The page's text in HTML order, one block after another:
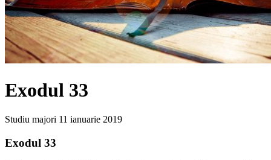
Exodul 33
Studiu majori 11 ianuarie 2019
Exodul 33